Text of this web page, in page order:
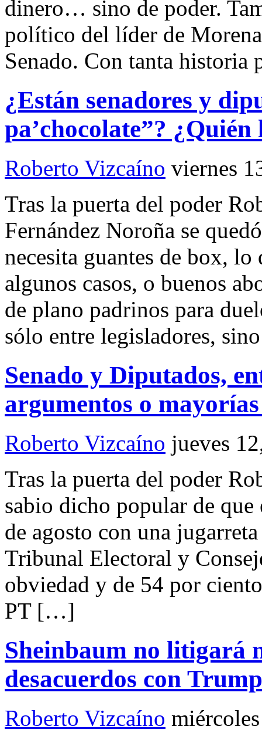
dinero… sino de poder.
político del líder de
Senado. Con tanta
¿Están senadores y
pa’chocolate”?
Roberto Vizcaíno viernes
Tras la puerta del poder
Fernández Noroña se
necesita guantes de box, lo
algunos casos, o buenos
de plano padrinos para
sólo entre legisladores,
Senado y Diputados,
argumentos o
Roberto Vizcaíno jueves
Tras la puerta del poder
sabio dicho popular de
de agosto con una
Tribunal Electoral y
obviedad y de 54 por
PT […]
Sheinbaum no litigará
desacuerdos con Trump
Roberto Vizcaíno